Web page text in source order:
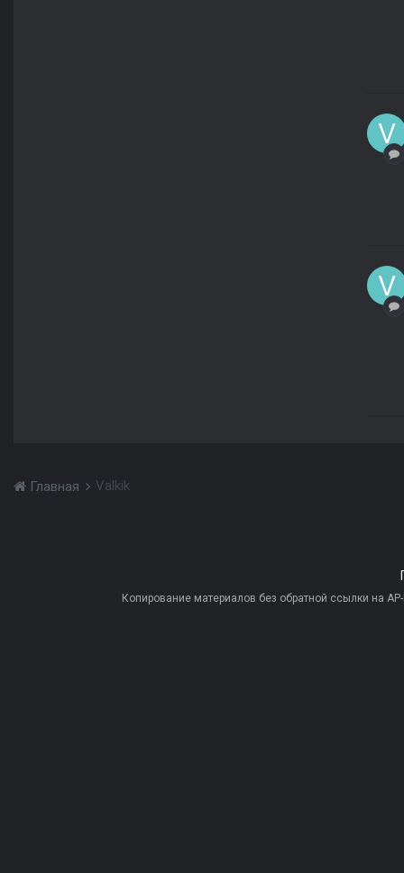
Главная Valkik
Копирование материалов без обратной ссылки на